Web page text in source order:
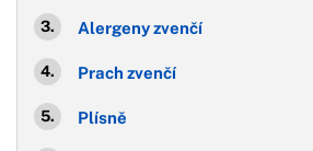
Alergeny zvenčí
Prach zvenčí
Plísně